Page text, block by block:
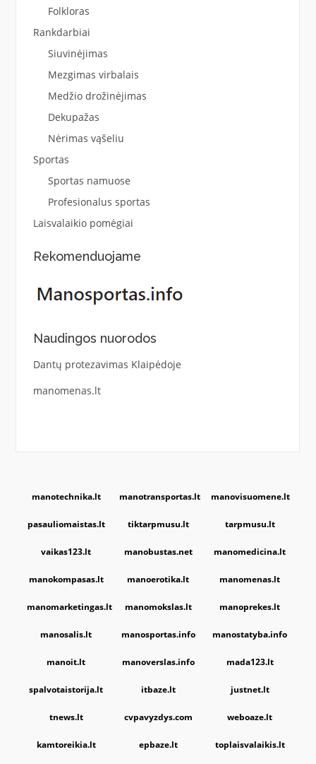
Folkloras
Rankdarbiai
Siuvinėjimas
Mezgimas virbalais
Medžio drožinėjimas
Dekupažas
Nėrimas vąšeliu
Sportas
Sportas namuose
Profesionalus sportas
Laisvalaikio pomėgiai
Rekomenduojame
Naudingos nuorodos
Dantų protezavimas Klaipėdoje
manomenas.lt
manotechnika.lt manotransportas.lt manovisuomene.lt
pasauliomaistas.lt tiktarpmusu.lt tarpmusu.lt
vaikas123.lt manobustas.net manomedicina.lt
manokompasas.lt manoerotika.lt manomenas.lt
manomarketingas.lt manomokslas.lt manoprekes.lt
manosalis.lt manosportas.info manostatyba.info
manoit.lt manoverslas.info mada123.lt
spalvotaistorija.lt itbaze.lt justnet.lt
tnews.lt cvpavyzdys.com weboaze.lt
kamtoreikia.lt epbaze.lt toplaisvalaikis.lt